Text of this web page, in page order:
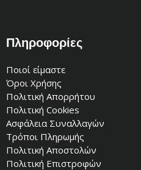
Πληροφορίες
Ποιοί είμαστε
Όροι Χρήσης
Πολιτική Απορρήτου
Πολιτική Cookies
Ασφάλεια Συναλλαγών
Τρόποι Πληρωμής
Πολιτική Αποστολών
Πολιτική Επιστροφών